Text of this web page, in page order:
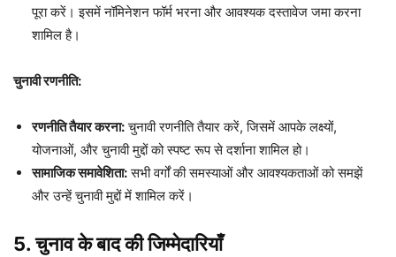
पूरा करें। इसमें नॉमिनेशन फॉर्म भरना और आवश्यक दस्तावेज जमा करना
शामिल है।
चुनावी रणनीति:
रणनीति तैयार करना:चुनावी रणनीति तैयार करें, जिसमें आपके लक्ष्यों,
योजनाओं, और चुनावी मुद्दों को स्पष्ट रूप से दर्शाना शामिल हो।
सामाजिक समावेशिता:सभी वर्गों की समस्याओं और आवश्यकताओं को समझें
और उन्हें चुनावी मुद्दों में शामिल करें।
5. चुनाव के बाद की जिम्मेदारियाँ